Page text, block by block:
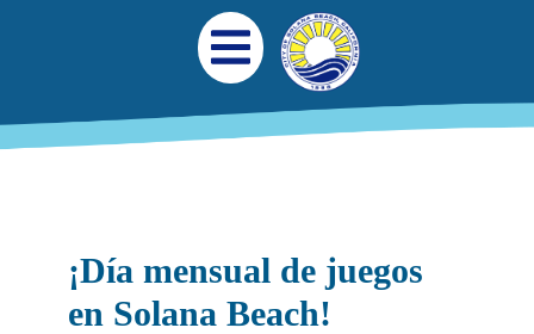
Pasar al contenido principalNavegación
Abrir menú móvil
¡Día mensual de juegos
en Solana Beach!